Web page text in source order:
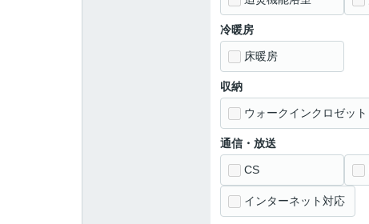
冷暖房
床暖房
収納
ウォークインクロゼット
通信・放送
CS
インターネット対応